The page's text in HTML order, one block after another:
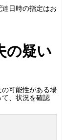
日時の指定はお
の疑い
可能性がある場
、状況を確認